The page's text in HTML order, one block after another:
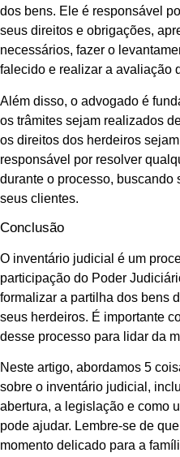
dos bens. Ele é responsável
seus direitos e obrigações,
necessários, fazer o
falecido e realizar a avaliação
Além disso, o advogado é
os trâmites sejam realizados
os direitos dos herdeiros
responsável por resolver
durante o processo, buscando
seus clientes.
Conclusão
O inventário judicial é um
participação do Poder
formalizar a partilha dos bens
seus herdeiros. É importante
desse processo para lidar da
Neste artigo, abordamos 5
sobre o inventário judicial,
abertura, a legislação e como
pode ajudar. Lembre-se de
momento delicado para a